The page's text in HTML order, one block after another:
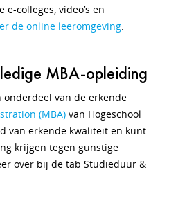
colleges, video’s en
de online leeromgeving.
MBA-opleiding
onderdeel van de erkende
(MBA) van Hogeschool
van erkende kwaliteit en kunt
krijgen tegen gunstige
over bij de tab Studieduur &